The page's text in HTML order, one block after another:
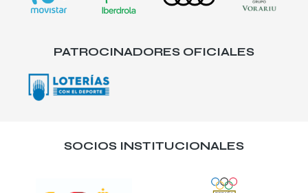
PATROCINADORES OFICIALES
SOCIOS INSTITUCIONALES